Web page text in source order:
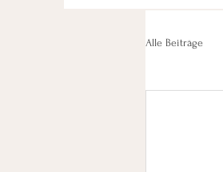
Alle Beiträge